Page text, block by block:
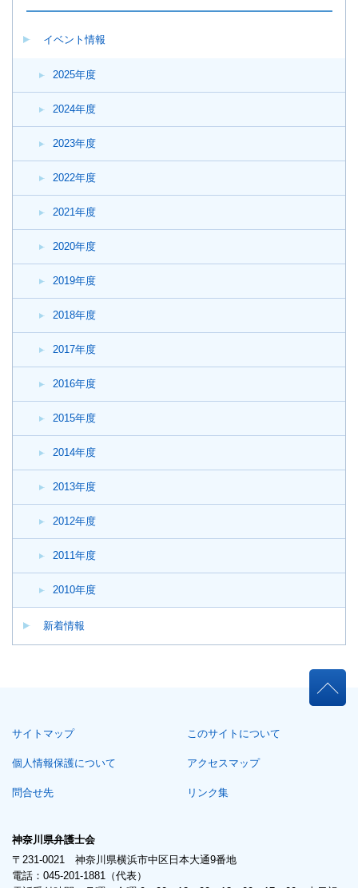
イベント情報
2025年度
2024年度
2023年度
2022年度
2021年度
2020年度
2019年度
2018年度
2017年度
2016年度
2015年度
2014年度
2013年度
2012年度
2011年度
2010年度
新着情報
こ
ま
で。
サイトマップ このサイトについて
個人情報保護について アクセスマップ
問合せ先 リンク集
神奈川県弁護士会
〒231-0021 神奈川県横浜市中区日本大通9番地
電話：045-201-1881（代表）